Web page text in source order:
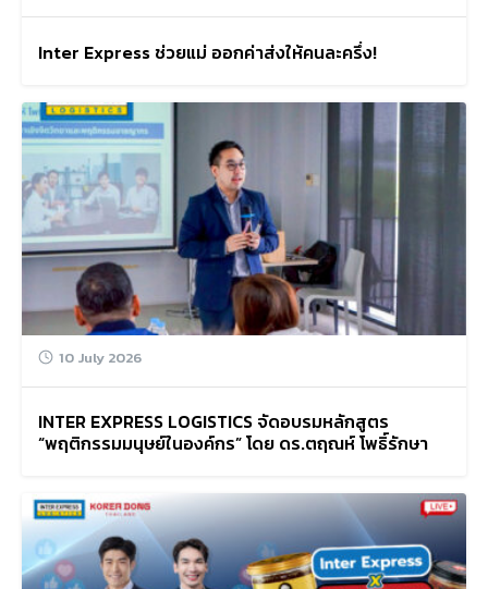
Search
for:
Inter Express ช่วยแม่ ออกค่าส่งให้คนละครึ่ง!
10 July 2026
INTER EXPRESS LOGISTICS จัดอบรมหลักสูตร
“พฤติกรรมมนุษย์ในองค์กร” โดย ดร.ตฤณห์ โพธิ์รักษา